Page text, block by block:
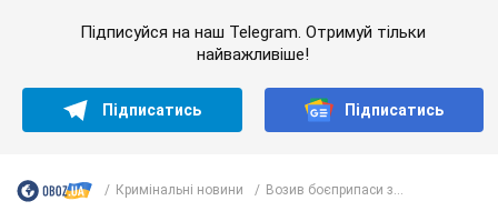
Підписуйся на наш Telegram. Отримуй тільки
найважливіше!
Підписатись Підписатись
Кримінальні новини Возив боєприпаси з...